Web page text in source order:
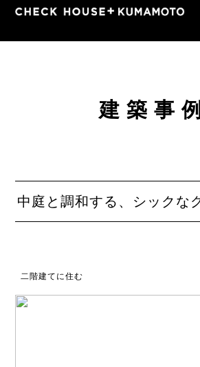
建築事例
中庭と調和する、シックな
二階建てに住む